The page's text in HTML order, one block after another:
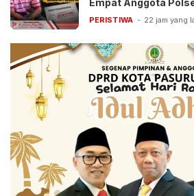
Empat Anggota
PERISTIWA 22 jam yang